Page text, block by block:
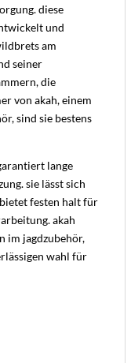
diese
und
am
seiner
die
von akah, einem
sind sie bestens
lange
sie lässt sich
festen halt für
akah
im jagdzubehör,
wahl für